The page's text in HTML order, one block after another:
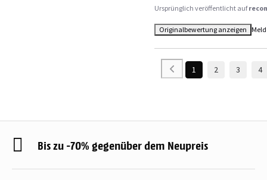
Ursprünglich veröffentlicht auf
Originalbewertung anzeigen
1 2 3 4
Bis zu -70% gegenüber dem Neupreis